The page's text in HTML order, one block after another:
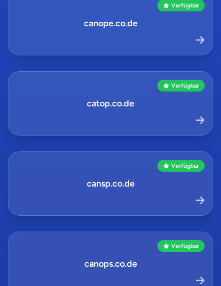
Verfügbar
canope.co.de
Verfügbar
catop.co.de
Verfügbar
cansp.co.de
Verfügbar
canops.co.de